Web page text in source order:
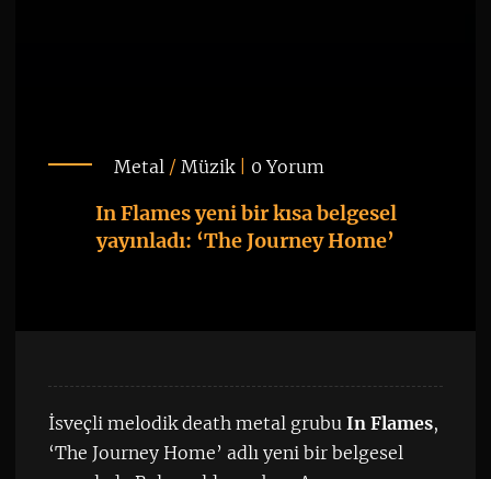
Metal / Müzik| 0 Yorum
In Flames yeni bir kısa belgesel
yayınladı: ‘The Journey Home’
İsveçli melodik death metal grubu In Flames,
‘The Journey Home’ adlı yeni bir belgesel